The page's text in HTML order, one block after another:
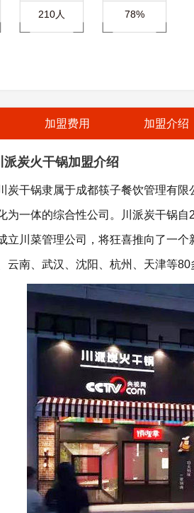
210人 78%
加盟费用 加盟介绍
派炭火干锅加盟介绍
炭干锅隶属于成都筷子餐饮管理有
为一体的综合性公司。川派炭干锅
立川菜管理公司，将狂喜推向了一
云南、武汉、沈阳、杭州、天津等